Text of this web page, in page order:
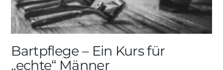
Bartpflege – Ein Kurs für
„echte“ Männer